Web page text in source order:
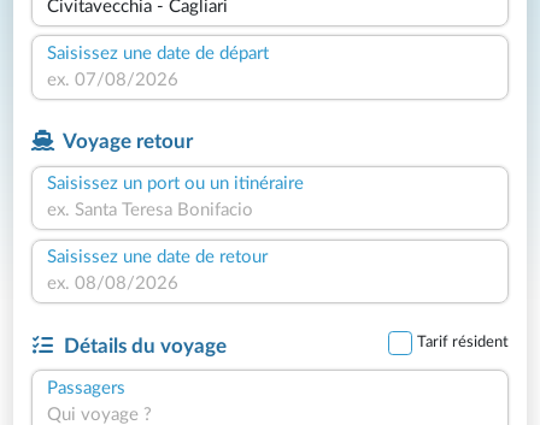
Saisissez une date de départ
Voyage retour
Saisissez un port ou un itinéraire
Saisissez une date de retour
Détails du voyage Tarif résident
Passagers
Qui voyage ?